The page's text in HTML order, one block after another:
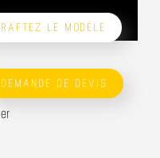
LE MODÈLE
DEMANDE DE DEVIS